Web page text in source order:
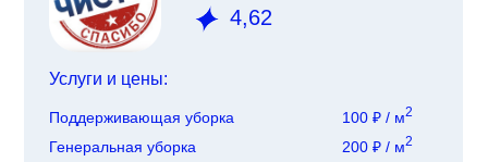
Поддерживающая уборка
Генеральная уборка
100 ₽ / м2
200 ₽ / м2
Услуги и цены:
4,62